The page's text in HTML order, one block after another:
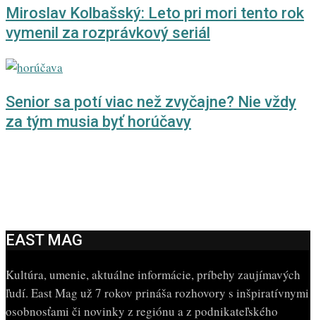
Miroslav Kolbašský: Leto pri mori tento rok
vymenil za rozprávkový seriál
Senior sa potí viac než zvyčajne? Nie vždy
za tým musia byť horúčavy
EAST MAG
Kultúra, umenie, aktuálne informácie, príbehy zaujímavých
ľudí. East Mag už 7 rokov prináša rozhovory s inšpiratívnymi
osobnosťami či novinky z regiónu a z podnikateľského